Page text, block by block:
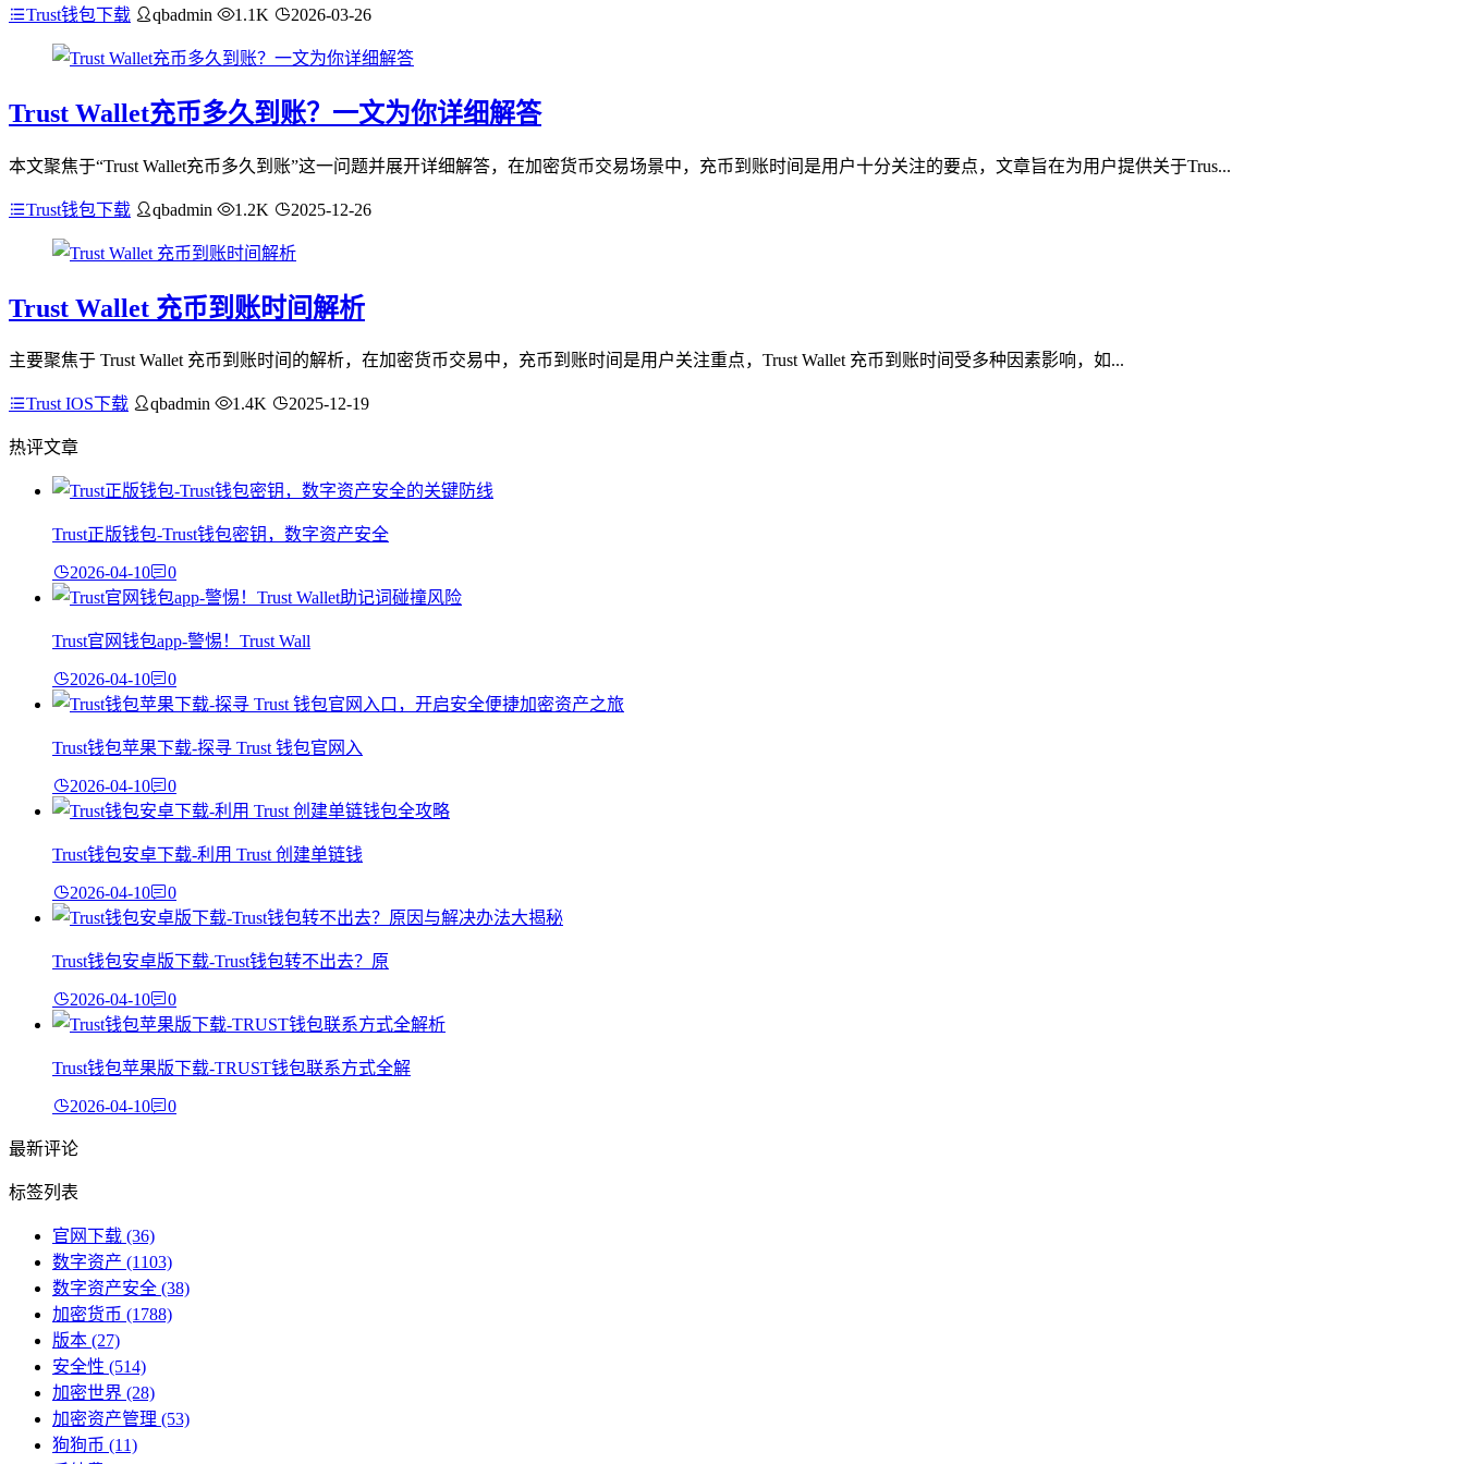
Trust钱包下载 qbadmin 1.1K 2026-03-26
Trust Wallet充币多久到账？一文为你详细解答
本文聚焦于“Trust Wallet充币多久到账”这一问题并展开详细解答，在加密货币交易场景中，充币到账时间是用户十分关注的要点，文章旨在为用户提供关于Trus...
Trust钱包下载 qbadmin 1.2K 2025-12-26
Trust Wallet 充币到账时间解析
主要聚焦于 Trust Wallet 充币到账时间的解析，在加密货币交易中，充币到账时间是用户关注重点，Trust Wallet 充币到账时间受多种因素影响，如...
Trust IOS下载 qbadmin 1.4K 2025-12-19
热评文章
Trust正版钱包-Trust钱包密钥，数字资产安全
2026-04-10 0
Trust官网钱包app-警惕！Trust Wall
2026-04-10 0
Trust钱包苹果下载-探寻 Trust 钱包官网入
2026-04-10 0
Trust钱包安卓下载-利用 Trust 创建单链钱
2026-04-10 0
Trust钱包安卓版下载-Trust钱包转不出去？原
2026-04-10 0
Trust钱包苹果版下载-TRUST钱包联系方式全解
2026-04-10 0
最新评论
标签列表
官网下载 (36)
数字资产 (1103)
数字资产安全 (38)
加密货币 (1788)
版本 (27)
安全性 (514)
加密世界 (28)
加密资产管理 (53)
狗狗币 (11)